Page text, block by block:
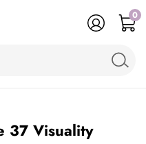
0
37 Visuality